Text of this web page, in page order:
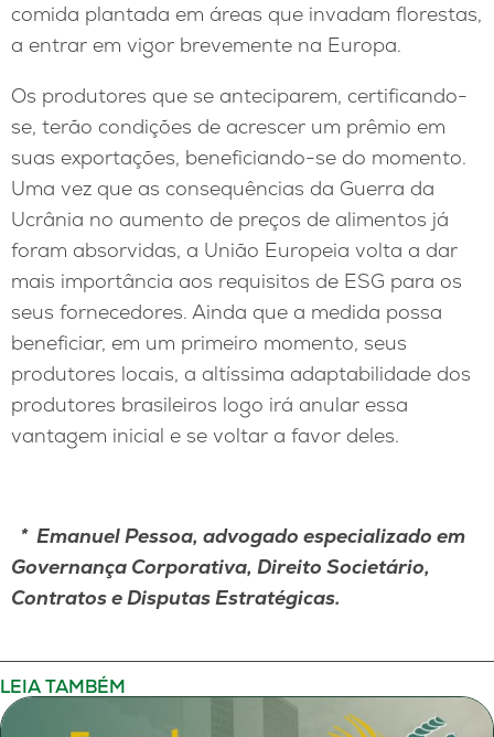
comida plantada em áreas que invadam florestas,
a entrar em vigor brevemente na Europa.
Os produtores que se anteciparem, certificando-
se, terão condições de acrescer um prêmio em
suas exportações, beneficiando-se do momento.
Uma vez que as consequências da Guerra da
Ucrânia no aumento de preços de alimentos já
foram absorvidas, a União Europeia volta a dar
mais importância aos requisitos de ESG para os
seus fornecedores. Ainda que a medida possa
beneficiar, em um primeiro momento, seus
produtores locais, a altíssima adaptabilidade dos
produtores brasileiros logo irá anular essa
vantagem inicial e se voltar a favor deles.
* Emanuel Pessoa, advogado especializado em
Governança Corporativa, Direito Societário,
Contratos e Disputas Estratégicas.
LEIA TAMBÉM